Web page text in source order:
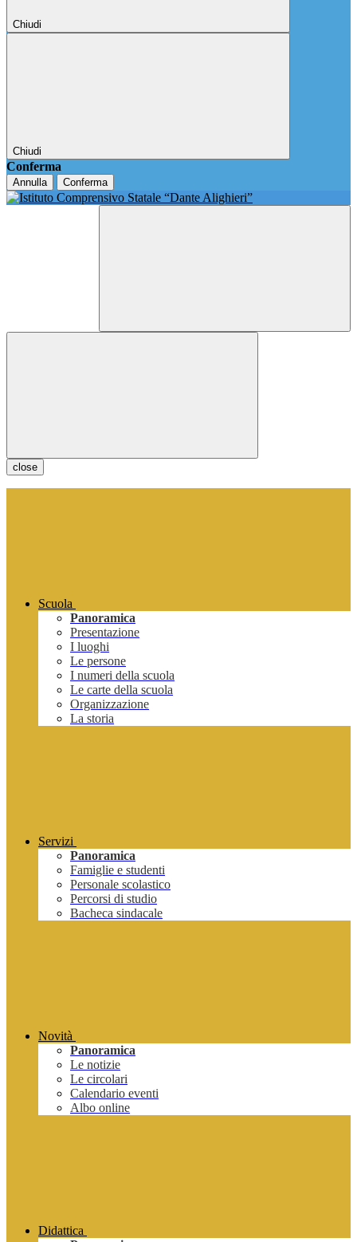
Chiudi
Chiudi
Conferma
Annulla Conferma
close
Scuola
Panoramica
Presentazione
I luoghi
Le persone
I numeri della scuola
Le carte della scuola
Organizzazione
La storia
Servizi
Panoramica
Famiglie e studenti
Personale scolastico
Percorsi di studio
Bacheca sindacale
Novità
Panoramica
Le notizie
Le circolari
Calendario eventi
Albo online
Didattica